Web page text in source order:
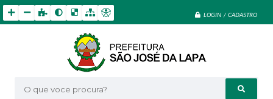
LOGIN / CADASTRO
O que voce procura?